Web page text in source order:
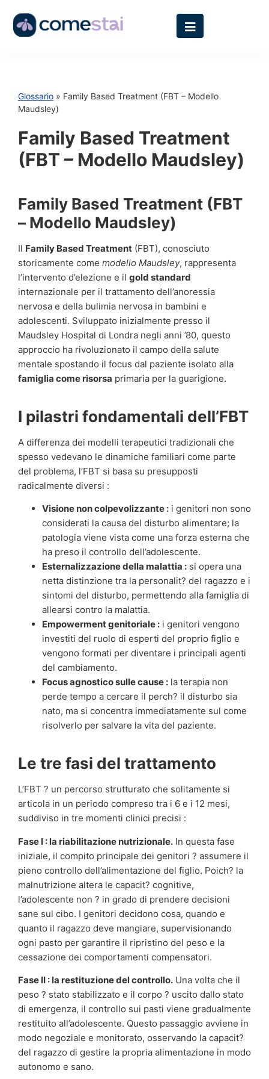
Glossario » Family Based Treatment (FBT – Modello
Maudsley)
Family Based Treatment
(FBT – Modello Maudsley)
Family Based Treatment (FBT
– Modello Maudsley)
Il Family Based Treatment (FBT), conosciuto
storicamente come modello Maudsley, rappresenta
l’intervento d’elezione e il gold standard
internazionale per il trattamento dell’anoressia
nervosa e della bulimia nervosa in bambini e
adolescenti. Sviluppato inizialmente presso il
Maudsley Hospital di Londra negli anni ’80, questo
approccio ha rivoluzionato il campo della salute
mentale spostando il focus dal paziente isolato alla
famiglia come risorsa primaria per la guarigione.
I pilastri fondamentali dell’FBT
A differenza dei modelli terapeutici tradizionali che
spesso vedevano le dinamiche familiari come parte
del problema, l’FBT si basa su presupposti
radicalmente diversi :
Visione non colpevolizzante : i genitori non sono
considerati la causa del disturbo alimentare; la
patologia viene vista come una forza esterna che
ha preso il controllo dell’adolescente.
Esternalizzazione della malattia : si opera una
netta distinzione tra la personalit? del ragazzo e i
sintomi del disturbo, permettendo alla famiglia di
allearsi contro la malattia.
Empowerment genitoriale : i genitori vengono
investiti del ruolo di esperti del proprio figlio e
vengono formati per diventare i principali agenti
del cambiamento.
Focus agnostico sulle cause : la terapia non
perde tempo a cercare il perch? il disturbo sia
nato, ma si concentra immediatamente sul come
risolverlo per salvare la vita del paziente.
Le tre fasi del trattamento
L’FBT ? un percorso strutturato che solitamente si
articola in un periodo compreso tra i 6 e i 12 mesi,
suddiviso in tre momenti clinici precisi :
Fase I : la riabilitazione nutrizionale. In questa fase
iniziale, il compito principale dei genitori ? assumere il
pieno controllo dell’alimentazione del figlio. Poich? la
malnutrizione altera le capacit? cognitive,
l’adolescente non ? in grado di prendere decisioni
sane sul cibo. I genitori decidono cosa, quando e
quanto il ragazzo deve mangiare, supervisionando
ogni pasto per garantire il ripristino del peso e la
cessazione dei comportamenti compensatori.
Fase II : la restituzione del controllo. Una volta che il
peso ? stato stabilizzato e il corpo ? uscito dallo stato
di emergenza, il controllo sui pasti viene gradualmente
restituito all’adolescente. Questo passaggio avviene in
modo negoziale e monitorato, osservando la capacit?
del ragazzo di gestire la propria alimentazione in modo
autonomo e sano.